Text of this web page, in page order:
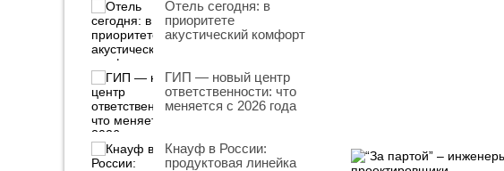
Отель сегодня: в
приоритете
акустический комфорт
ГИП — новый центр
ответственности: что
меняется с 2026 года
Кнауф в России:
продуктовая линейка